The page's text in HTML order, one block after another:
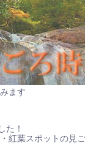
ます
た！
紅葉スポットの見